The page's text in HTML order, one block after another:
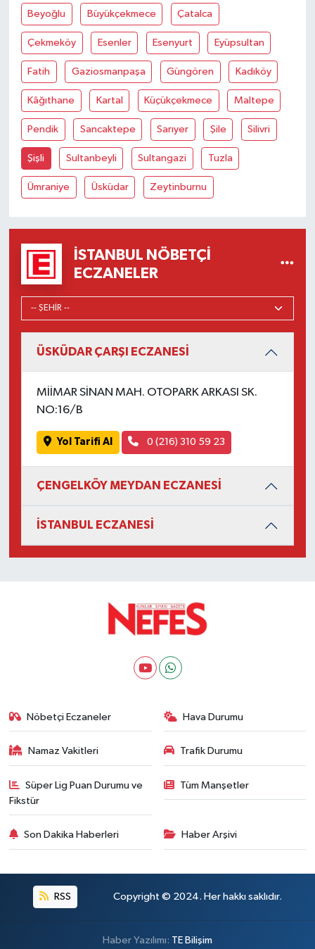
Beyoğlu Büyükçekmece Çatalca
Çekmeköy Esenler Esenyurt Eyüpsultan
Fatih Gaziosmanpaşa Güngören Kadıköy
Kâğıthane Kartal Küçükçekmece Maltepe
Pendik Sancaktepe Sarıyer Şile Silivri
Şişli Sultanbeyli Sultangazi Tuzla
Ümraniye Üsküdar Zeytinburnu
İSTANBUL NÖBETÇI
ECZANELER
ÜSKÜDAR ÇARŞI ECZANESİ
MİİMAR SİNAN MAH. OTOPARK ARKASI SK.
NO:16/B
Yol Tarifi Al 0 (216) 310 59 23
ÇENGELKÖY MEYDAN ECZANESİ
İSTANBUL ECZANESİ
Nöbetçi Eczaneler Hava Durumu
Namaz Vakitleri Trafik Durumu
Süper Lig Puan Durumu ve
Fikstür
Tüm Manşetler
Son Dakika Haberleri Haber Arşivi
RSS Copyright © 2024. Her hakkı saklıdır.
Haber Yazılımı: TE Bilişim